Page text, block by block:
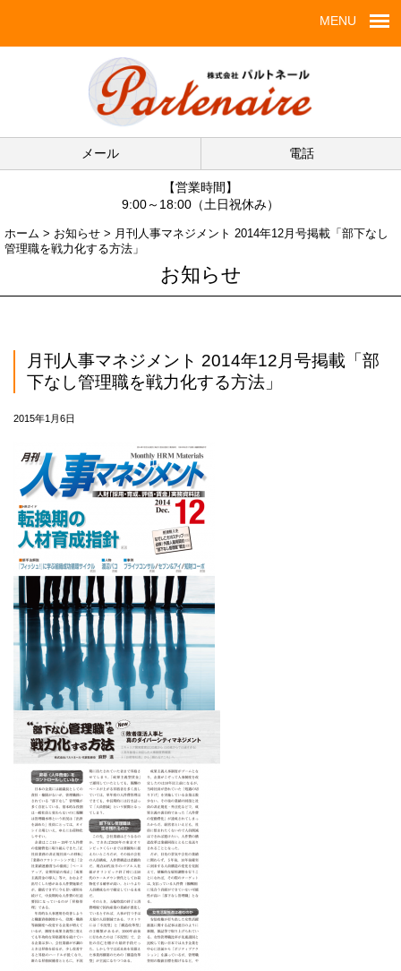
MENU
メール 電話
【営業時間】
9:00～18:00（土日祝休み）
ホーム > お知らせ > 月刊人事マネジメント 2014年12月号掲載「部下なし
管理職を戦力化する方法」
お知らせ
月刊人事マネジメント 2014年12月号掲載「部
下なし管理職を戦力化する方法」
2015年1月6日